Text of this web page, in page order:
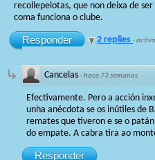
recollepelotas, que non deixa de
coma funciona o clube.
Responder 2 replies ·
Cancelas ·hace 73 semanas
Efectivamente. Pero a acción
unha anécdota se os inútiles de
remates que tiveron e se o
do empate. A cabra tira ao
Responder